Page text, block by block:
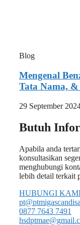
Blog
Mengenal
Tata Nama,
29 September
Butuh
Apabila anda
konsultasikan
menghubungi
lebih detail terkait
HUBUNGI
0877 7643 7491